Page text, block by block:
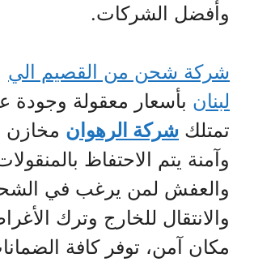
وأفضل الشركات.
شركة شحن من القصيم الي
لبنان بأسعار معقولة وجودة
تمتلك شركة الرهوان مخازن
وآمنة يتم الاحتفاظ
والعفش لمن يرغب في
والانتقال للخارج وترك
مكان آمن، توفر كافة